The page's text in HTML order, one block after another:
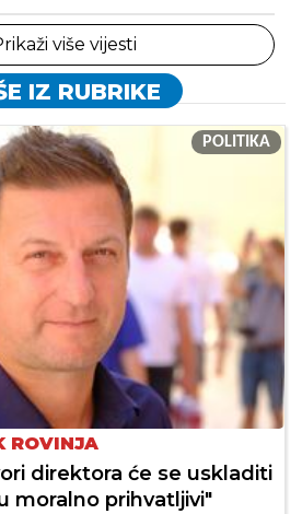
više vijesti
IZ RUBRIKE
POLITIKA
ROVINJA
direktora će se uskladiti
moralno prihvatljivi"